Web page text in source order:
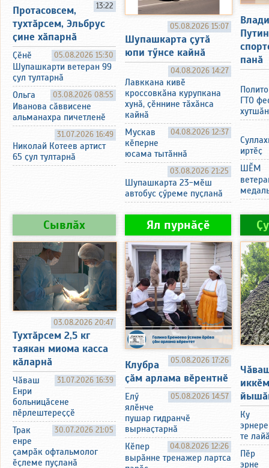
13:22
Протасовсем,
тухтӑрсем, Эльбрус
ҫине хӑпарнӑ
05.08.2026 15:30
Ҫӗнӗ
Шупашкарти ветеран 99
ҫул тултарнӑ
03.08.2026 08:55
Ольга
Иванова сӑввисене
альманахра пичетленӗ
31.07.2026 16:49
Николай Котеев артист
65 ҫул тултарнӑ
05.08.2026 15:07
Шупашкарта ҫутӑ
юпи тӳнсе кайнӑ
04.08.2026 14:27
Лавккана кивӗ
кроссовкӑна курупкана
хунӑ, ҫӗннине тӑхӑнса
кайнӑ
04.08.2026 12:37
Мускав
кӗперне
юсама тытӑннӑ
03.08.2026 21:25
Шупашкарта 23-мӗш
автобус ҫӳреме пуҫланӑ
панӑ
ГТО
иртӗҫ
ШӖМ
Сывлӑх
03.08.2026 20:47
Тухтӑрсем 2,5 кг
таякан миома касса
кӑларнӑ
31.07.2026 16:39
Чӑваш
Енри
больницӑсене
пӗрлештереҫҫӗ
30.07.2026 21:05
Трак
енре
ҫамрӑк офтальмолог
ӗҫлеме пуҫланӑ
Ял пурнӑҫӗ
05.08.2026 17:26
Клубра
ҫӑм арлама вӗрентнӗ
05.08.2026 14:57
Елӳ
ялӗнче
пушар гидранчӗ
вырнаҫтарнӑ
04.08.2026 12:26
Кӗпер
вырӑнне тренажер лартса
Ку
эрнере
те
Пӗр
эрне